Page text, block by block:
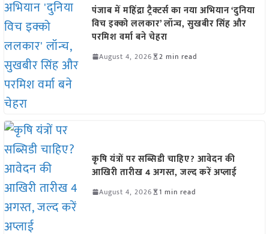
पंजाब में महिंद्रा ट्रैक्टर्स का नया अभियान ‘दुनिया
विच इक्को ललकार’ लॉन्च, सुखबीर सिंह और
परमिश वर्मा बने चेहरा
August 4, 2026 2 min read
कृषि यंत्रों पर सब्सिडी चाहिए? आवेदन की
आखिरी तारीख 4 अगस्त, जल्द करें अप्लाई
August 4, 2026 1 min read